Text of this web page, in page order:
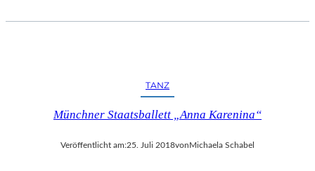
TANZ
Münchner Staatsballett „Anna Karenina“
Veröffentlicht am:25. Juli 2018vonMichaela Schabel